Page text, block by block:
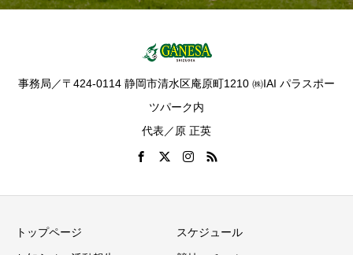
事務局／〒424-0114 静岡市清水区庵原町1210 ㈱IAI パラスポー
ツパーク内
代表／原 正英
トップページ スケジュール